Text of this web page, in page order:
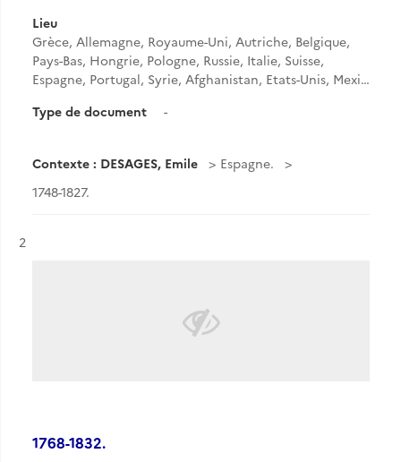
Lieu
Grèce, Allemagne, Royaume-Uni, Autriche, Belgique,
Pays-Bas, Hongrie, Pologne, Russie, Italie, Suisse,
Espagne, Portugal, Syrie, Afghanistan, Etats-Unis, Mexi…
Type de document
-
Contexte : DESAGES, Emile
Espagne.
1748-1827.
Résultat n°
2
1768-1832.